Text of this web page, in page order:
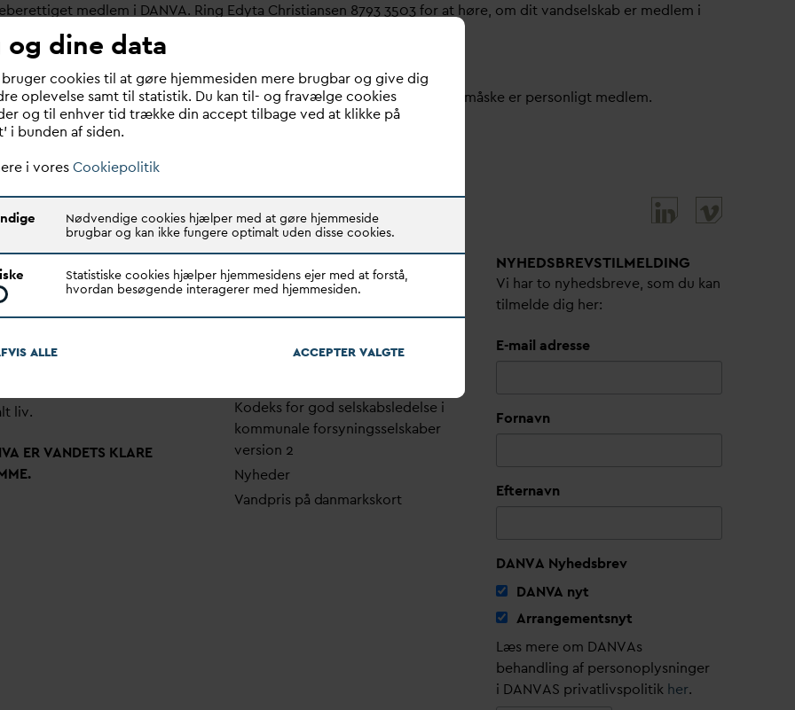
medlem i DANVA. Ring Edyta Christiansen 8793 3503 for at høre, om dit vandselskab er medlem i
her.
ditvandselskab, dit ansættelsessted er medlem iDANVA eller om du måske er personligt medlem.
V
taler
liv.
VA ERVANDETS KLARE
Find dineDANVA medarbejdere
Arrangementer
Kodeks for god selskabsledelse i
kommunale forsyningsselskaber
version 2
Nyheder
Vandpris på danmarkskort
NYHEDSBREVS­TILMELDING
Vi har to nyhedsbreve, som du kan
tilmelde dig her:
E-mail adresse
Fornavn
Efternavn
DANVA Nyhedsbrev
DANVA nyt
Arrangementsnyt
Læs mere om DANVAs
behandling af personoplysninger
i DANVAS privatlivspolitik her.
og dine data
bruger cookies til at gøre hjemmesiden mere brugbar og give dig
oplevelse samt til statistik. Du kan til- og fravælge cookies
og til enhver tid trække din accept tilbage ved at klikke på
i bunden af siden.
i voresCookiepolitik
Nødvendige cookies hjælper med at gøre hjemmeside
brugbar og kan ikke fungere optimalt uden disse cookies.
Statistiske cookies hjælper hjemmesidens ejer med at forstå,
hvordan besøgende interagerer med hjemmesiden.
ALLE ACCEPTERVALGTE